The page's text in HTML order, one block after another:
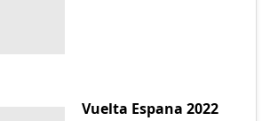
Vuelta Espana 2022